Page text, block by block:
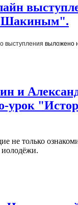
Шакиным".
выступления выложено
и
урок
не только